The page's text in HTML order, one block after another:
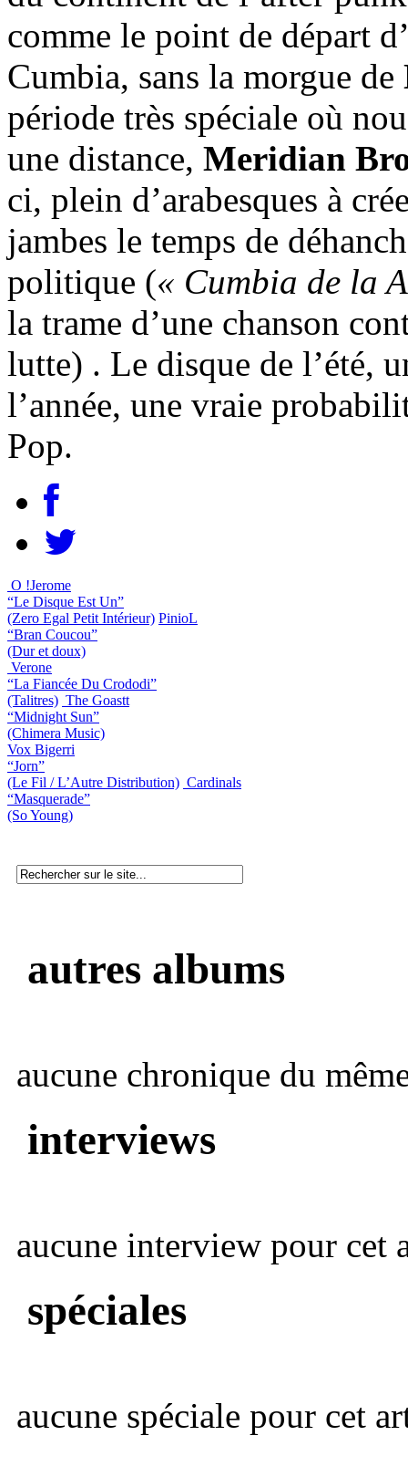
comme le point de départ
Cumbia, sans la morgue de
période très spéciale où
une distance, Meridian
ci, plein d’arabesques à
jambes le temps de
politique (« Cumbia de la
la trame d’une chanson
lutte) . Le disque de l’été,
l’année, une vraie
Pop.
O !Jerome
“Le Disque Est Un”
(Zero Egal Petit Intérieur) PinioL
“Bran Coucou”
(Dur et doux)
Verone
“La Fiancée Du Crododi”
(Talitres) The Goastt
“Midnight Sun”
(Chimera Music)
Vox Bigerri
“Jorn”
(Le Fil / L’Autre Distribution) Cardinals
“Masquerade”
(So Young)
autres albums
aucune chronique du
interviews
aucune interview pour cet
spéciales
aucune spéciale pour cet